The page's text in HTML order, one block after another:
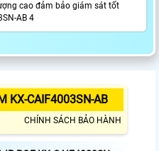
cao đảm bảo giám sát tốt
AB 4
KX-CAIF4003SN-AB
CHÍNH SÁCH BẢO HÀNH